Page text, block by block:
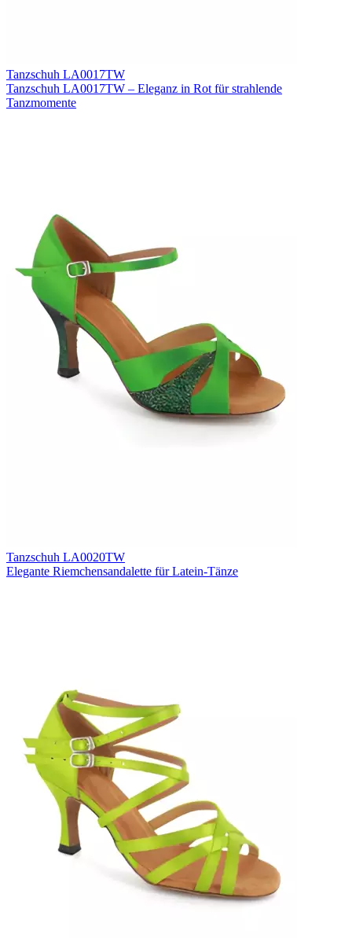
Tanzschuh LA0017TW
Tanzschuh LA0017TW – Eleganz in Rot für strahlende
Tanzmomente
Tanzschuh LA0020TW
Elegante Riemchensandalette für Latein-Tänze